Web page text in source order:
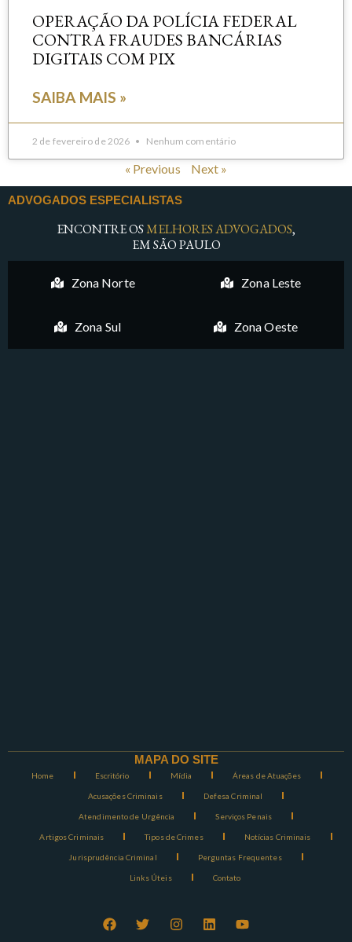
OPERAÇÃO DA POLÍCIA FEDERAL
CONTRA FRAUDES BANCÁRIAS
DIGITAIS COM PIX
SAIBA MAIS »
2 de fevereiro de 2026 Nenhum comentário
« Previous Next »
ADVOGADOS ESPECIALISTAS
ENCONTRE OSMELHORES ADVOGADOS,
EM SÃO PAULO
Zona Norte Zona Leste
Zona Sul Zona Oeste
MAPA DO SITE
Home Escritório Mídia Áreas de Atuações
Acusações Criminais Defesa Criminal
Atendimento de Urgência Serviços Penais
Artigos Criminais Tipos de Crimes Notícias Criminais
Jurisprudência Criminal Perguntas Frequentes
Links Úteis Contato